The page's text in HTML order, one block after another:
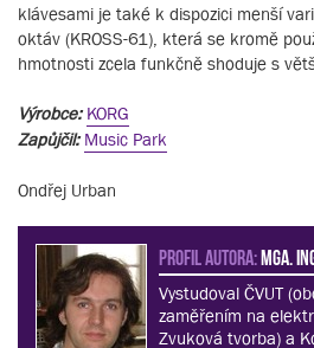
klávesami je také k dispozici menší
oktáv (KROSS-61), která se kromě
hmotnosti zcela funkčně shoduje s
Výrobce: KORG
Zapůjčil: Music Park
Ondřej Urban
PROFIL AUTORA:MgA.
Vystudoval ČVUT
zaměřením na
Zvuková tvorba) a